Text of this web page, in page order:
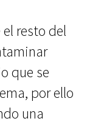
resto del
que se
por ello
una